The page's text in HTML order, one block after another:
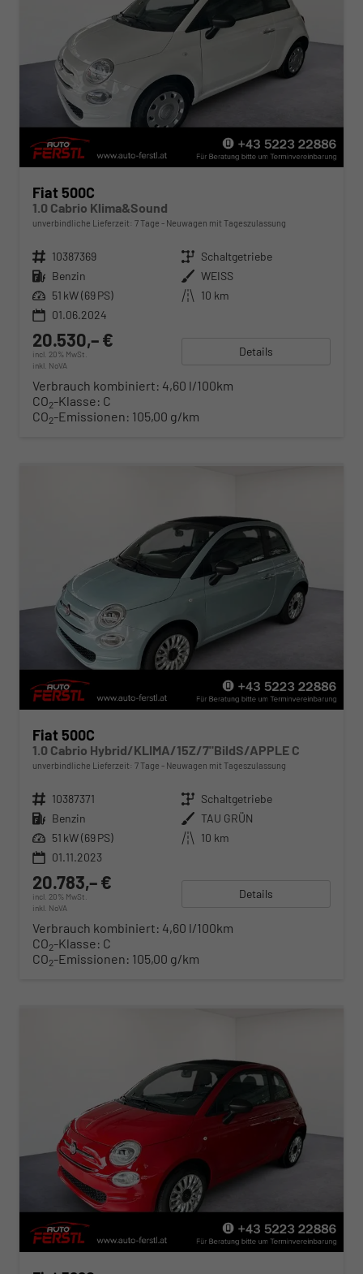
Fiat 500C
1.0 Cabrio Klima&Sound
unverbindliche Lieferzeit: 7 Tage Neuwagen mit Tageszulassung
Fahrzeugnr. 10387369 Getriebe Schaltgetriebe
Kraftstoff Benzin Außenfarbe WEISS
Leistung 51 kW (69 PS) Kilometerstand 10 km
01.06.2024
20.530,– €
incl. 20% MwSt.
inkl. NoVA
Details
Verbrauch kombiniert: 4,60 l/100km
CO2-Klasse: C
CO2-Emissionen: 105,00 g/km
Fiat 500C
1.0 Cabrio Hybrid/KLIMA/15Z/7"BildS/APPLE C
unverbindliche Lieferzeit: 7 Tage Neuwagen mit Tageszulassung
Fahrzeugnr. 10387371 Getriebe Schaltgetriebe
Kraftstoff Benzin Außenfarbe TAU GRÜN
Leistung 51 kW (69 PS) Kilometerstand 10 km
01.11.2023
20.783,– €
incl. 20% MwSt.
inkl. NoVA
Details
Verbrauch kombiniert: 4,60 l/100km
CO2-Klasse: C
CO2-Emissionen: 105,00 g/km